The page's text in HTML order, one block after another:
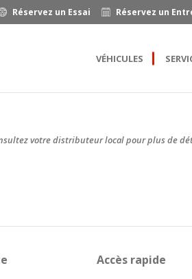
Réservez un Essai Réservez un
VÉHICULES
votre distributeur local pour plus de
Accès rapide